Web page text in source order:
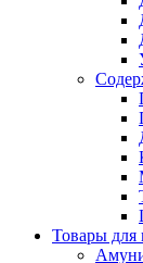
Товары для